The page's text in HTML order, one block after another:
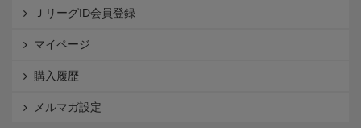
ＪリーグID会員登録
マイページ
購入履歴
メルマガ設定